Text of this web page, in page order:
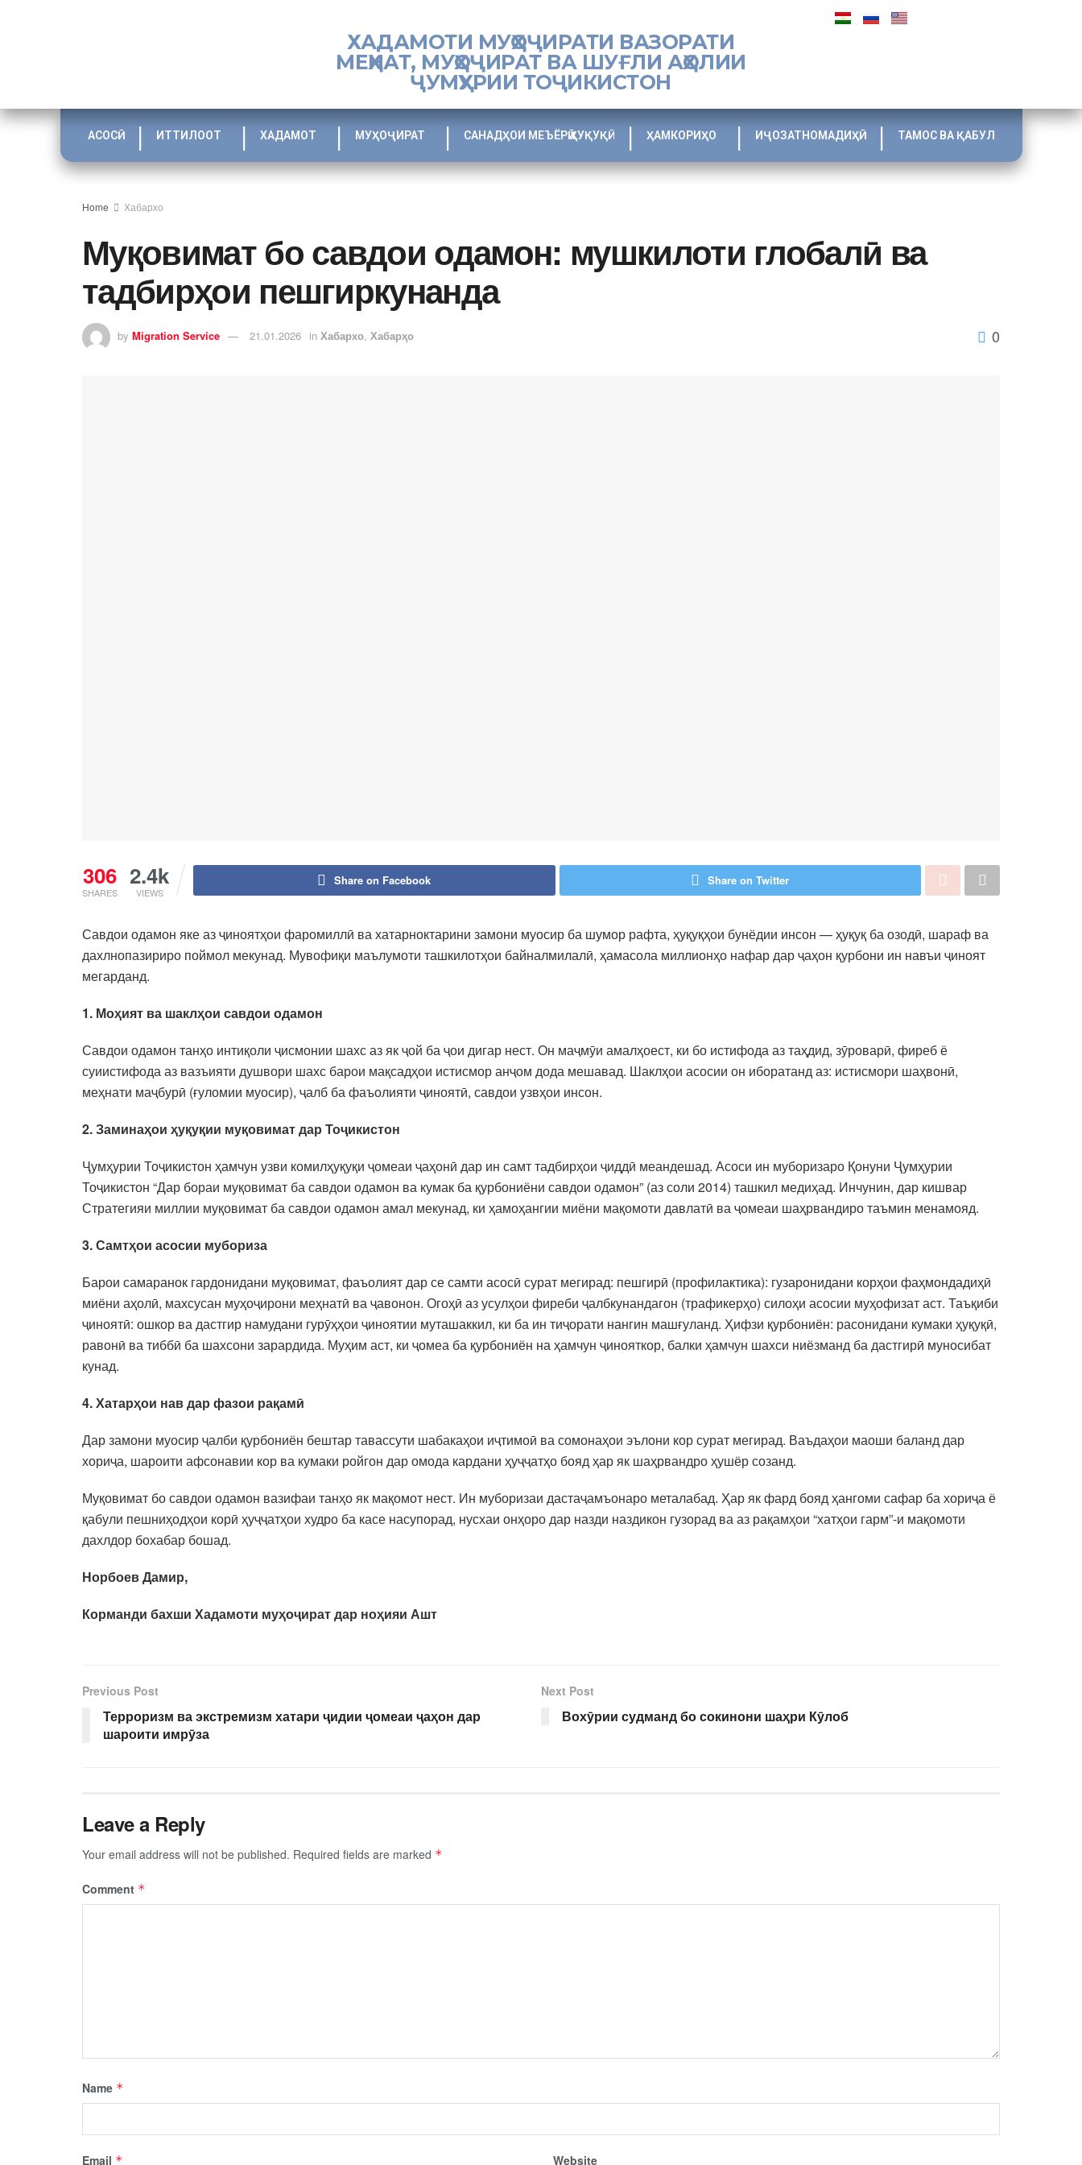
ХАДАМОТИ МУҲОҶИРАТИ ВАЗОРАТИ
МЕҲНАТ, МУҲОҶИРАТ ВА ШУҒЛИ АҲОЛИИ
ҶУМҲУРИИ ТОҶИКИСТОН
АСОСӢ ИТТИЛООТ ХАДАМОТ МУҲОҶИРАТ САНАДҲОИ МЕЪЁРӢ ҲУҚУҚӢ ҲАМКОРИҲО ИҶОЗАТНОМАДИҲӢ ТАМОС ВА ҚАБУЛ
Home Хабархо
Муқовимат бо савдои одамон: мушкилоти глобалӣ ва
тадбирҳои пешгиркунанда
by Migration Service 21.01.2026 in Хабархо, Хабарҳо 0
306
SHARES
2.4k
VIEWS
Share on Facebook Share on Twitter
Савдои одамон яке аз ҷиноятҳои фаромиллӣ ва хатарноктарини замони муосир ба шумор рафта, ҳуқуқҳои бунёдии инсон — ҳуқуқ ба озодӣ, шараф ва
дахлнопазириро поймол мекунад. Мувофиқи маълумоти ташкилотҳои байналмилалӣ, ҳамасола миллионҳо нафар дар ҷаҳон қурбони ин навъи ҷиноят
мегарданд.
1. Моҳият ва шаклҳои савдои одамон
Савдои одамон танҳо интиқоли ҷисмонии шахс аз як ҷой ба ҷои дигар нест. Он маҷмӯи амалҳоест, ки бо истифода аз таҳдид, зӯроварӣ, фиреб ё
суиистифода аз вазъияти душвори шахс барои мақсадҳои истисмор анҷом дода мешавад. Шаклҳои асосии он иборатанд аз: истисмори шаҳвонӣ,
меҳнати маҷбурӣ (ғуломии муосир), ҷалб ба фаъолияти ҷиноятӣ, савдои узвҳои инсон.
2. Заминаҳои ҳуқуқии муқовимат дар Тоҷикистон
Ҷумҳурии Тоҷикистон ҳамчун узви комилҳуқуқи ҷомеаи ҷаҳонӣ дар ин самт тадбирҳои ҷиддӣ меандешад. Асоси ин муборизаро Қонуни Ҷумҳурии
Тоҷикистон “Дар бораи муқовимат ба савдои одамон ва кумак ба қурбониёни савдои одамон” (аз соли 2014) ташкил медиҳад. Инчунин, дар кишвар
Стратегияи миллии муқовимат ба савдои одамон амал мекунад, ки ҳамоҳангии миёни мақомоти давлатӣ ва ҷомеаи шаҳрвандиро таъмин менамояд.
3. Самтҳои асосии мубориза
Барои самаранок гардонидани муқовимат, фаъолият дар се самти асосӣ сурат мегирад: пешгирӣ (профилактика): гузаронидани корҳои фаҳмондадиҳӣ
миёни аҳолӣ, махсусан муҳоҷирони меҳнатӣ ва ҷавонон. Огоҳӣ аз усулҳои фиреби ҷалбкунандагон (трафикерҳо) силоҳи асосии муҳофизат аст. Таъқиби
ҷиноятӣ: ошкор ва дастгир намудани гурӯҳҳои ҷиноятии муташаккил, ки ба ин тиҷорати нангин машғуланд. Ҳифзи қурбониён: расонидани кумаки ҳуқуқӣ,
равонӣ ва тиббӣ ба шахсони зарардида. Муҳим аст, ки ҷомеа ба қурбониён на ҳамчун ҷинояткор, балки ҳамчун шахси ниёзманд ба дастгирӣ муносибат
кунад.
4. Хатарҳои нав дар фазои рақамӣ
Дар замони муосир ҷалби қурбониён бештар тавассути шабакаҳои иҷтимоӣ ва сомонаҳои эълони кор сурат мегирад. Ваъдаҳои маоши баланд дар
хориҷа, шароити афсонавии кор ва кумаки ройгон дар омода кардани ҳуҷҷатҳо бояд ҳар як шаҳрвандро ҳушёр созанд.
Муқовимат бо савдои одамон вазифаи танҳо як мақомот нест. Ин муборизаи дастаҷамъонаро металабад. Ҳар як фард бояд ҳангоми сафар ба хориҷа ё
қабули пешниҳодҳои корӣ ҳуҷҷатҳои худро ба касе насупорад, нусхаи онҳоро дар назди наздикон гузорад ва аз рақамҳои “хатҳои гарм”-и мақомоти
дахлдор бохабар бошад.
Норбоев Дамир,
Корманди бахши Хадамоти муҳоҷират дар ноҳияи Ашт
Previous Post
Терроризм ва экстремизм хатари ҷидии ҷомеаи ҷаҳон дар
шароити имрӯза
Next Post
Вохӯрии судманд бо сокинони шаҳри Кӯлоб
Leave a Reply
Your email address will not be published. Required fields are marked *
Comment *
Name *
Email * Website